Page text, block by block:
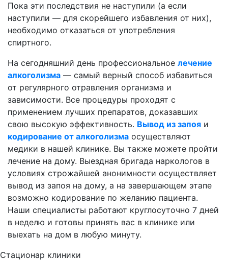
Пока эти последствия не наступили (а если
наступили — для скорейшего избавления от них),
необходимо отказаться от употребления
спиртного.
На сегодняшний день профессиональное лечение
алкоголизма — самый верный способ избавиться
от регулярного отравления организма и
зависимости. Все процедуры проходят с
применением лучших препаратов, доказавших
свою высокую эффективность. Вывод из запоя и
кодирование от алкоголизма осуществляют
медики в нашей клинике. Вы также можете пройти
лечение на дому. Выездная бригада наркологов в
условиях строжайшей анонимности осуществляет
вывод из запоя на дому, а на завершающем этапе
возможно кодирование по желанию пациента.
Наши специалисты работают круглосуточно 7 дней
в неделю и готовы принять вас в клинике или
выехать на дом в любую минуту.
Стационар клиники